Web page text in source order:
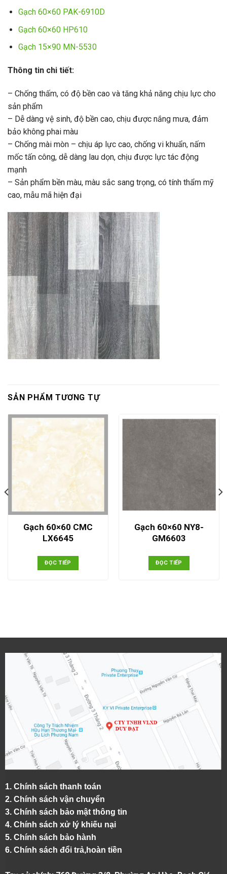
Gạch 60×60 PAK-6910D
Gạch 60×60 HP610
Gạch 15×90 MN-5530
Thông tin chi tiết:
– Chống thấm, có độ bền cao và tăng khả năng chịu lực cho
sản phẩm
– Dễ dàng vệ sinh, độ bền cao, chịu được nắng mưa, đảm
bảo không phai màu
– Chống mài mòn – chịu áp lực cao, chống vi khuẩn, nấm
mốc tấn công, dễ dàng lau dọn, chịu được lực tác động
mạnh
– Sản phẩm bền màu, màu sắc sang trọng, có tính thẩm mỹ
cao, mẫu mã hiện đại
SẢN PHẨM TƯƠNG TỰ
Gạch 60×60 CMC
LX6645
ĐỌC TIẾP
Gạch 60×60 NY8-
GM6603
ĐỌC TIẾP
1. Chính sách thanh toán
2. Chính sách vận chuyển
3. Chính sách bảo mật thông tin
4. Chính sách xử lý khiếu nại
5. Chính sách bảo hành
6. Chính sách đổi trả,hoàn tiền